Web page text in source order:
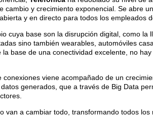
cambio y crecimiento exponencial. Se abre
y en directo para todos los empleados
cuya base son la disrupción digital, como
sino también wearables, automóviles
base de una conectividad excelente, no
conexiones viene acompañado de un
generados, que a través de Big Data
van a cambiar todo, transformando todos